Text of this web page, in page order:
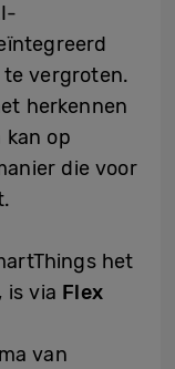
vergroten.
herkennen
kan op
die voor
het
is via Flex
van